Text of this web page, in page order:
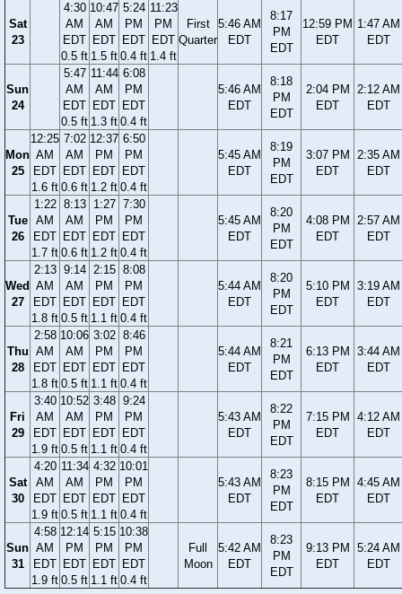
Sat
23
4:30
AM
EDT
0.5 ft
10:47
AM
EDT
1.5 ft
5:24
PM
EDT
0.4 ft
11:23
PM
EDT
1.4 ft
First
Quarter
5:46 AM
EDT
8:17
PM
EDT
12:59 PM
EDT
1:47 AM
EDT
Sun
24
5:47
AM
EDT
0.5 ft
11:44
AM
EDT
1.3 ft
6:08
PM
EDT
0.4 ft
5:46 AM
EDT
8:18
PM
EDT
2:04 PM
EDT
2:12 AM
EDT
Mon
25
12:25
AM
EDT
1.6 ft
7:02
AM
EDT
0.6 ft
12:37
PM
EDT
1.2 ft
6:50
PM
EDT
0.4 ft
5:45 AM
EDT
8:19
PM
EDT
3:07 PM
EDT
2:35 AM
EDT
Tue
26
1:22
AM
EDT
1.7 ft
8:13
AM
EDT
0.6 ft
1:27
PM
EDT
1.2 ft
7:30
PM
EDT
0.4 ft
5:45 AM
EDT
8:20
PM
EDT
4:08 PM
EDT
2:57 AM
EDT
Wed
27
2:13
AM
EDT
1.8 ft
9:14
AM
EDT
0.5 ft
2:15
PM
EDT
1.1 ft
8:08
PM
EDT
0.4 ft
5:44 AM
EDT
8:20
PM
EDT
5:10 PM
EDT
3:19 AM
EDT
Thu
28
2:58
AM
EDT
1.8 ft
10:06
AM
EDT
0.5 ft
3:02
PM
EDT
1.1 ft
8:46
PM
EDT
0.4 ft
5:44 AM
EDT
8:21
PM
EDT
6:13 PM
EDT
3:44 AM
EDT
Fri
29
3:40
AM
EDT
1.9 ft
10:52
AM
EDT
0.5 ft
3:48
PM
EDT
1.1 ft
9:24
PM
EDT
0.4 ft
5:43 AM
EDT
8:22
PM
EDT
7:15 PM
EDT
4:12 AM
EDT
Sat
30
4:20
AM
EDT
1.9 ft
11:34
AM
EDT
0.5 ft
4:32
PM
EDT
1.1 ft
10:01
PM
EDT
0.4 ft
5:43 AM
EDT
8:23
PM
EDT
8:15 PM
EDT
4:45 AM
EDT
Sun
31
4:58
AM
EDT
1.9 ft
12:14
PM
EDT
0.5 ft
5:15
PM
EDT
1.1 ft
10:38
PM
EDT
0.4 ft
Full
Moon
5:42 AM
EDT
8:23
PM
EDT
9:13 PM
EDT
5:24 AM
EDT